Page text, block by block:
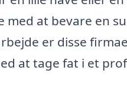
at bevare en
er disse
at tage fat i et